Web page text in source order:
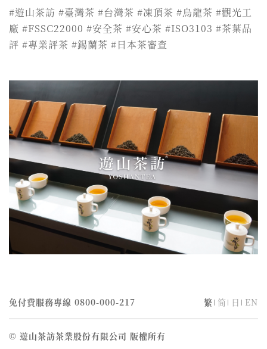
#遊山茶訪 #臺灣茶 #台灣茶 #凍頂茶 #烏龍茶 #觀光工
廠 #FSSC22000 #安全茶 #安心茶 #ISO3103 #茶葉品
評 #專業評茶 #錫蘭茶 #日本茶審查
免付費服務專線 0800-000-217 繁 简 日 EN
© 遊山茶訪茶業股份有限公司 版權所有